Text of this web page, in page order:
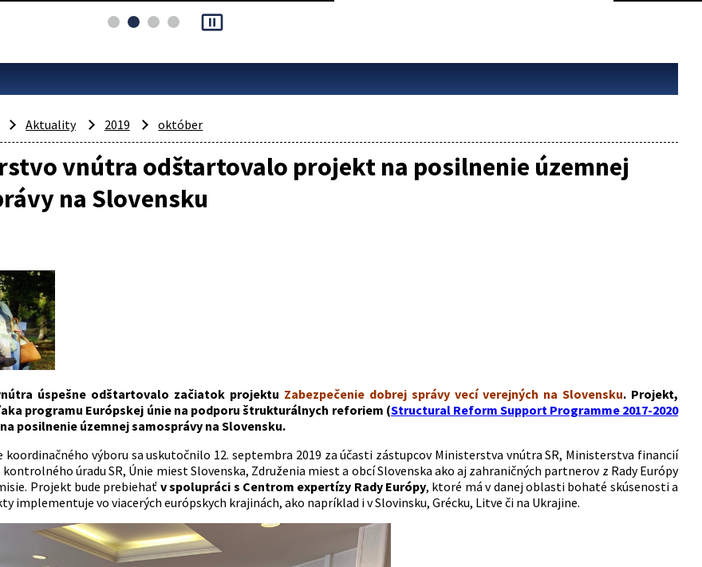
pause_presentation
Aktuality 2019 október
vnútra odštartovalo projekt na posilnenie územnej
na Slovensku
úspešne odštartovalo začiatok projektu Zabezpečenie dobrej správy vecí verejných na Slovensku. Projekt,
programu Európskej únie na podporu štrukturálnych reforiem (Structural Reform Support Programme 2017-2020
posilnenie územnej samosprávy na Slovensku.
koordinačného výboru sa uskutočnilo 12. septembra 2019 za účasti zástupcov Ministerstva vnútra SR, Ministerstva financií
kontrolného úradu SR, Únie miest Slovenska, Združenia miest a obcí Slovenska ako aj zahraničných partnerov z Rady Európy
Projekt bude prebiehaťv spolupráci s Centrom expertízy Rady Európy, ktoré má v danej oblasti bohaté skúsenosti a
implementuje vo viacerých európskych krajinách, ako napríklad i v Slovinsku, Grécku, Litve či na Ukrajine.